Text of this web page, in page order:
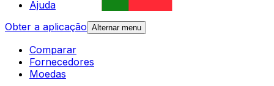
Ajuda
Obter a aplicação Alternar menu
Comparar
Fornecedores
Moedas